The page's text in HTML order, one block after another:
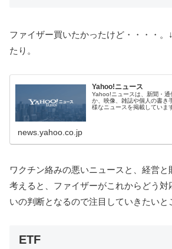
ファイザー買いたかったけど・・・・。
たり。
Yahoo!ニュース
Yahoo!ニュースは、新聞・
か、映像、雑誌や個人の書き
様なニュースを掲載していま
news.yahoo.co.jp
ワクチン絡みの悪いニュースと、経営と
考えると、ファイザーがこれからどう対
いの判断となるので注目していきたいと
ETF